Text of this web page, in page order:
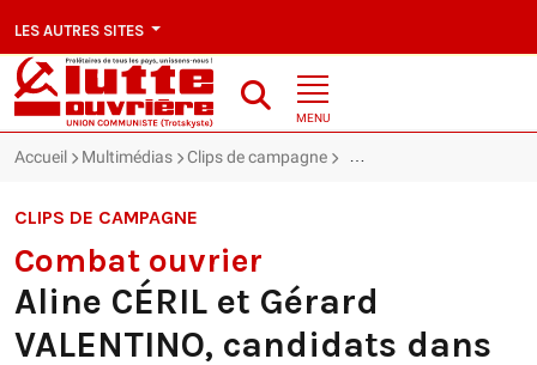
LES AUTRES SITES
MENU
Accueil Multimédias Clips de campagne Combat ouvrier : Aline
CLIPS DE CAMPAGNE
Combat ouvrier
Aline CÉRIL et Gérard
VALENTINO, candidats dans